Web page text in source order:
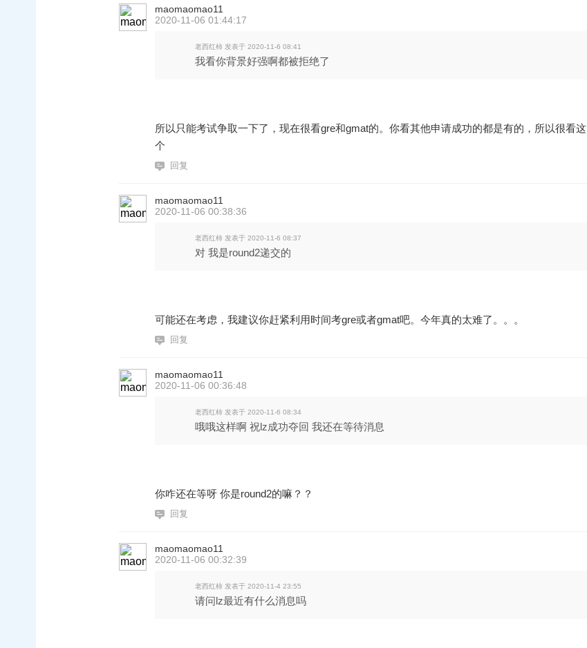
maomaomao11
2020-11-06 01:44:17
老西红柿 发表于 2020-11-6 08:41
我看你背景好强啊都被拒绝了
所以只能考试争取一下了，现在很看gre和gmat的。你看其他申请成功的都是有的，所以很看这
个
回复
maomaomao11
2020-11-06 00:38:36
老西红柿 发表于 2020-11-6 08:37
对 我是round2递交的
可能还在考虑，我建议你赶紧利用时间考gre或者gmat吧。今年真的太难了。。。
回复
maomaomao11
2020-11-06 00:36:48
老西红柿 发表于 2020-11-6 08:34
哦哦这样啊 祝lz成功夺回 我还在等待消息
你咋还在等呀 你是round2的嘛？？
回复
maomaomao11
2020-11-06 00:32:39
老西红柿 发表于 2020-11-4 23:55
请问lz最近有什么消息吗